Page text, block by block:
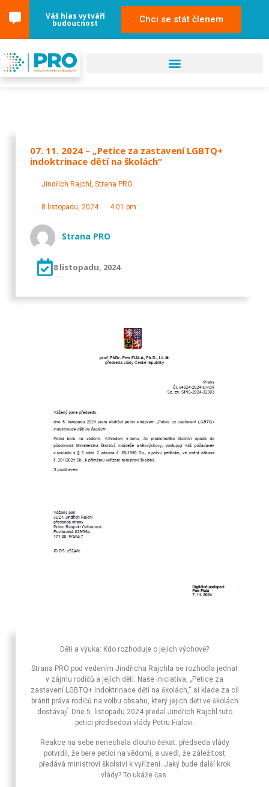
Váš hlas vytváří
budoucnost Chci se stát členem
07. 11. 2024 – „Petice za zastavení LGBTQ+
indoktrinace dětí na školách“
Jindřich Rajchl , Strana PRO
8 listopadu, 2024 4:01 pm
Strana PRO
8 listopadu, 2024
Děti a výuka: Kdo rozhoduje o jejich výchově?
Strana PRO pod vedením Jindřicha Rajchla se rozhodla jednat
v zájmu rodičů a jejich dětí. Naše iniciativa, „Petice za
zastavení LGBTQ+ indoktrinace dětí na školách,“ si klade za cíl
bránit práva rodičů na volbu obsahu, který jejich děti ve školách
dostávají. Dne 5. listopadu 2024 předal Jindřich Rajchl tuto
petici předsedovi vlády Petru Fialovi.
Reakce na sebe nenechala dlouho čekat: předseda vlády
potvrdil, že bere petici na vědomí, a uvedl, že záležitost
předává ministrovi školství k vyřízení. Jaký bude další krok
vlády? To ukáže čas.